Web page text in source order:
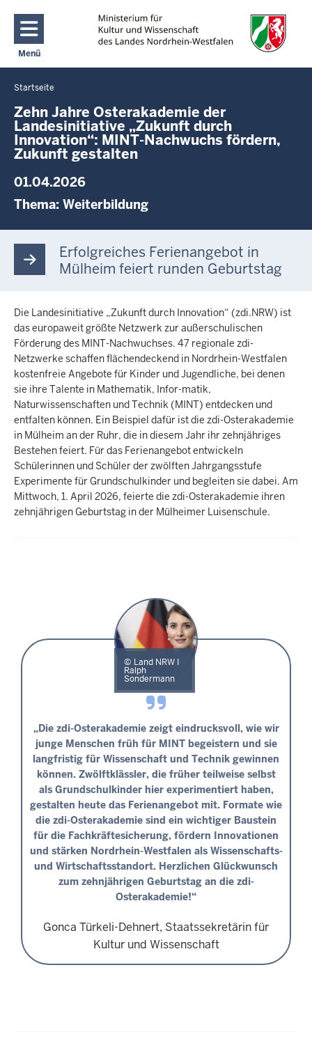
Direkt zum Inhalt
Menü
Navigation aktivieren/deaktivieren: Main Menu
Sie
befinden
sich
hier
Startseite
Zehn Jahre Osterakademie der
Landesinitiative „Zukunft durch
Innovation“: MINT-Nachwuchs fördern,
Zukunft gestalten
01.04.2026
Thema: Weiterbildung
Erfolgreiches Ferienangebot in
Mülheim feiert runden Geburtstag
Die Landesinitiative „Zukunft durch Innovation“ (zdi.NRW) ist
das europaweit größte Netzwerk zur außerschulischen
Förderung des MINT-Nachwuchses. 47 regionale zdi-
Netzwerke schaffen flächendeckend in Nordrhein-Westfalen
kostenfreie Angebote für Kinder und Jugendliche, bei denen
sie ihre Talente in Mathematik, Infor-matik,
Naturwissenschaften und Technik (MINT) entdecken und
entfalten können. Ein Beispiel dafür ist die zdi-Osterakademie
in Mülheim an der Ruhr, die in diesem Jahr ihr zehnjähriges
Bestehen feiert. Für das Ferienangebot entwickeln
Schülerinnen und Schüler der zwölften Jahrgangsstufe
Experimente für Grundschulkinder und begleiten sie dabei. Am
Mittwoch, 1. April 2026, feierte die zdi-Osterakademie ihren
zehnjährigen Geburtstag in der Mülheimer Luisenschule.
Land NRW I
Ralph
Sondermann
„Die zdi-Osterakademie zeigt eindrucksvoll, wie wir
junge Menschen früh für MINT begeistern und sie
langfristig für Wissenschaft und Technik gewinnen
können. Zwölftklässler, die früher teilweise selbst
als Grundschulkinder hier experimentiert haben,
gestalten heute das Ferienangebot mit. Formate wie
die zdi-Osterakademie sind ein wichtiger Baustein
für die Fachkräftesicherung, fördern Innovationen
und stärken Nordrhein-Westfalen als Wissenschafts-
und Wirtschaftsstandort. Herzlichen Glückwunsch
zum zehnjährigen Geburtstag an die zdi-
Osterakademie!“
Gonca Türkeli-Dehnert, Staatssekretärin für
Kultur und Wissenschaft